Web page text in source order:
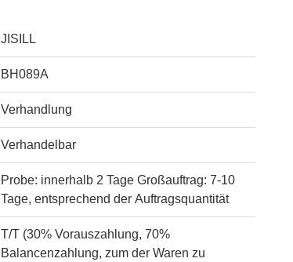
JISILL
BH089A
Verhandlung
Verhandelbar
Probe: innerhalb 2 Tage Großauftrag: 7-10
Tage, entsprechend der Auftragsquantität
T/T (30% Vorauszahlung, 70%
Balancenzahlung, zum der Waren zu